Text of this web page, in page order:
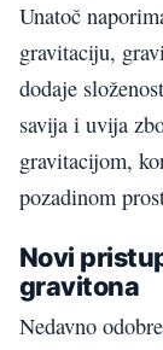
Unatoč
gravitaciju,
dodaje
savija i uvija
gravitacijom,
pozadinom
Novi
gravitona
Nedavno